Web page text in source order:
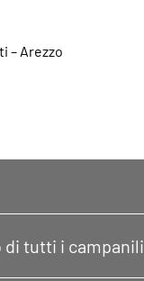
– Arezzo
di tutti i campanili